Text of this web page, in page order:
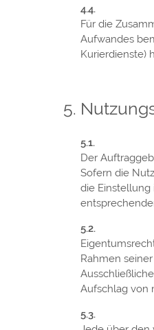
Für die
Aufwandes
Kurierdienste)
Der
Sofern die
die Einstellung
Rahmen
Aufschlag von